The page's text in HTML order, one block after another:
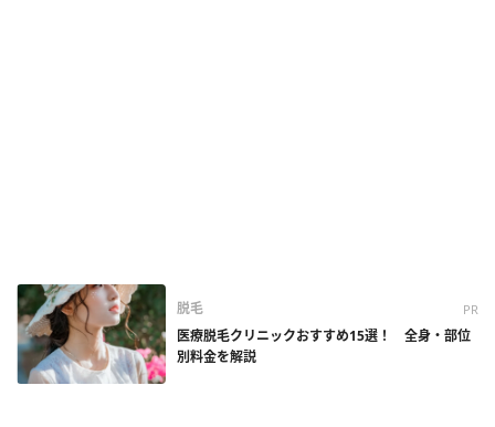
脱毛 PR
医療脱毛クリニックおすすめ15選！ 全身・部位
別料金を解説